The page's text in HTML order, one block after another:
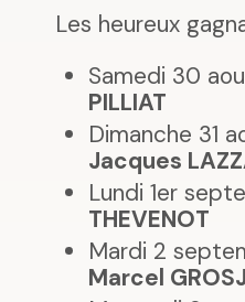
Les heureux
Samedi 30
PILLIAT
Dimanche 31
Jacques
Lundi 1er
THEVENOT
Mardi 2
Marcel